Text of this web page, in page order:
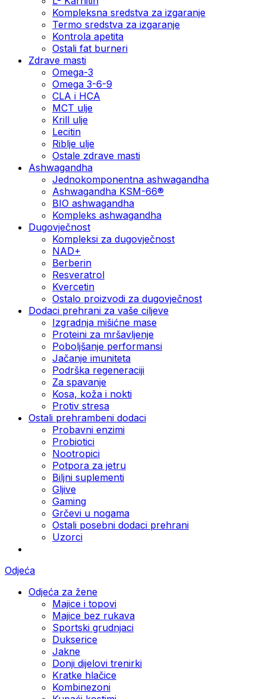
Kompleksna sredstva za izgaranje
Termo sredstva za izgaranje
Kontrola apetita
Ostali fat burneri
Zdrave masti
Omega-3
Omega 3-6-9
CLA i HCA
MCT ulje
Krill ulje
Lecitin
Riblje ulje
Ostale zdrave masti
Ashwagandha
Jednokomponentna ashwagandha
Ashwagandha KSM-66®
BIO ashwagandha
Kompleks ashwagandha
Dugovječnost
Kompleksi za dugovječnost
NAD+
Berberin
Resveratrol
Kvercetin
Ostalo proizvodi za dugovječnost
Dodaci prehrani za vaše ciljeve
Izgradnja mišićne mase
Proteini za mršavljenje
Poboljšanje performansi
Jačanje imuniteta
Podrška regeneraciji
Za spavanje
Kosa, koža i nokti
Protiv stresa
Ostali prehrambeni dodaci
Probavni enzimi
Probiotici
Nootropici
Potpora za jetru
Biljni suplementi
Gljive
Gaming
Grčevi u nogama
Ostali posebni dodaci prehrani
Uzorci
Odjeća
Odjeća za žene
Majice i topovi
Majice bez rukava
Sportski grudnjaci
Dukserice
Jakne
Donji dijelovi trenirki
Kratke hlačice
Kombinezoni